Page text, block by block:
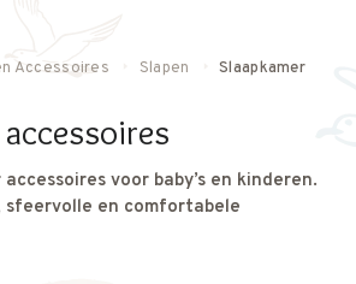
Accessoires Slapen
Slaapkamer
voor baby’s en kinderen.
sfeervolle en comfortabele